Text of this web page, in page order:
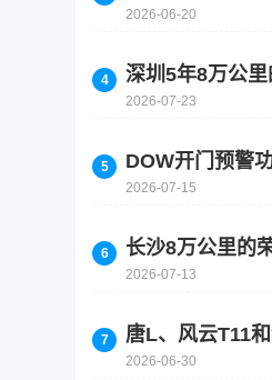
2026-06-20
深圳5年8万公
2026-07-23
DOW开门预警
2026-07-15
长沙8万公里的
2026-07-13
唐L、风云T11
2026-06-30